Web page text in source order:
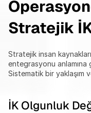
Stratejik
Stratejik insan
entegrasyonu anlamına
Sistematik bir yaklaşım
İK Olgunluk